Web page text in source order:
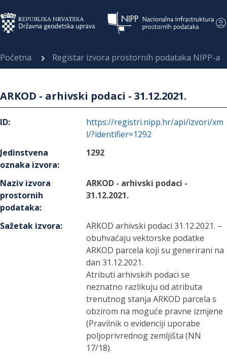
Početna Registar izvora prostornih podataka NIPP-a
ARKOD - arhivski podaci - 31.12.2021.
ID:
https://registri.nipp.hr/api/izvori/xm
l/?identifier=1292
Jedinstvena
oznaka izvora:
1292
Naziv izvora
prostornih
podataka:
ARKOD - arhivski podaci -
31.12.2021.
Sažetak izvora:
ARKOD arhivski podaci 31.12.2021. –
obuhvaćaju vektorske podatke
ARKOD parcela koji su generirani na
dan 31.12.2021.
Atributi arhivskih podaci se
neznatno razlikuju od atributa
trenutnog stanja ARKOD parcela s
obzirom na moguće pravne izmjene
(Pravilnik o evidenciji uporabe
poljoprivrednog zemljišta (NN
17/18).